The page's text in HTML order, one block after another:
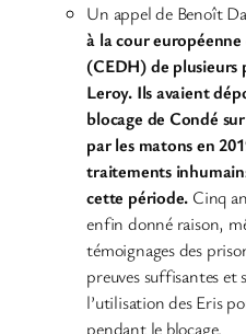
Un appel de Benoît
à la cour
(CEDH) de
Leroy. Ils avaient
blocage de Condé
par les matons en
traitements
cette période. Cinq
enfin donné raison,
témoignages des
preuves suffisantes et
l’utilisation des Eris
pendant le blocage.